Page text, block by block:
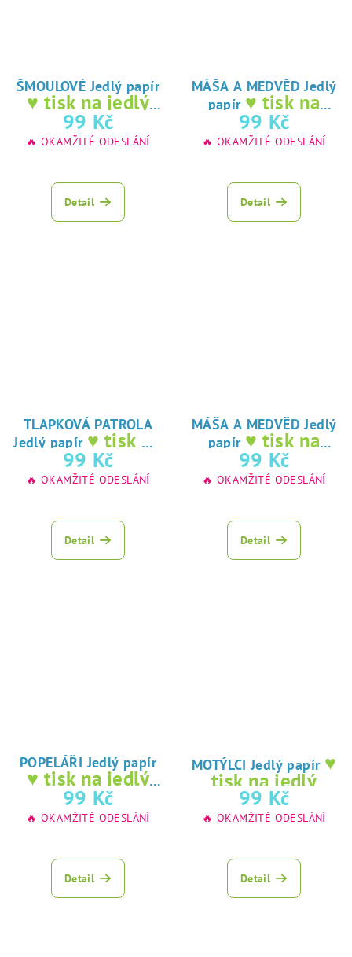
ŠMOULOVÉ Jedlý papír
♥ tisk na jedlý
papír
99 Kč
🔥 OKAMŽITÉ ODESLÁNÍ
Detail
MÁŠA A MEDVĚD Jedlý
papír ♥ tisk na
jedlý papír
99 Kč
🔥 OKAMŽITÉ ODESLÁNÍ
Detail
TLAPKOVÁ PATROLA
Jedlý papír ♥ tisk na
jedlý papír
99 Kč
🔥 OKAMŽITÉ ODESLÁNÍ
Detail
MÁŠA A MEDVĚD Jedlý
papír ♥ tisk na
jedlý papír
99 Kč
🔥 OKAMŽITÉ ODESLÁNÍ
Detail
POPELÁŘI Jedlý papír
♥ tisk na jedlý
papír
99 Kč
🔥 OKAMŽITÉ ODESLÁNÍ
Detail
MOTÝLCI Jedlý papír ♥
tisk na jedlý
papír
99 Kč
🔥 OKAMŽITÉ ODESLÁNÍ
Detail